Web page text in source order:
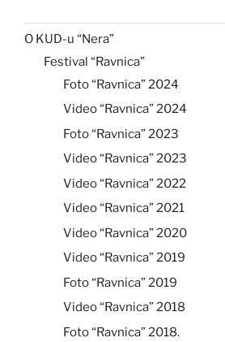
O KUD-u “Nera”
Festival “Ravnica”
Foto “Ravnica” 2024
Video “Ravnica” 2024
Foto “Ravnica” 2023
Video “Ravnica” 2023
Video “Ravnica” 2022
Video “Ravnica” 2021
Video “Ravnica” 2020
Video “Ravnica” 2019
Foto “Ravnica” 2019
Video “Ravnica” 2018
Foto “Ravnica” 2018.